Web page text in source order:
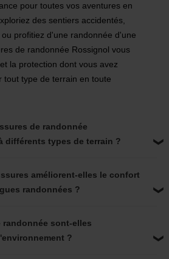
pour toutes vos aventures en
des sentiers accidentés,
profitiez d'une randonnée d'une
de randonnée Rossignol vous
la protection dont vous avez
tout type de terrain en toute
de randonnée
différents types de terrain ?
améliorent-elles le confort
randonnées ?
randonnée sont-elles
?